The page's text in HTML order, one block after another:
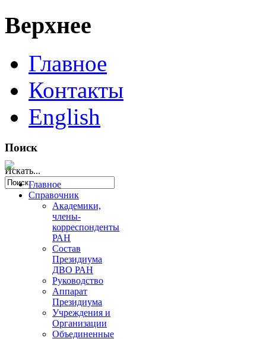
Верхнее
Главное
Контакты
English
Поиск
Искать...
Главное
Справочник
Академики,
члены-
корреспонденты
РАН
Состав
Президиума
ДВО РАН
Руководство
Аппарат
Президиума
Учреждения и
Организации
Объединенные